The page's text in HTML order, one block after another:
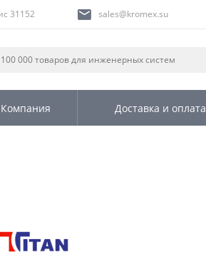
31152 sales@kromex.su
Компания Доставка и оплата